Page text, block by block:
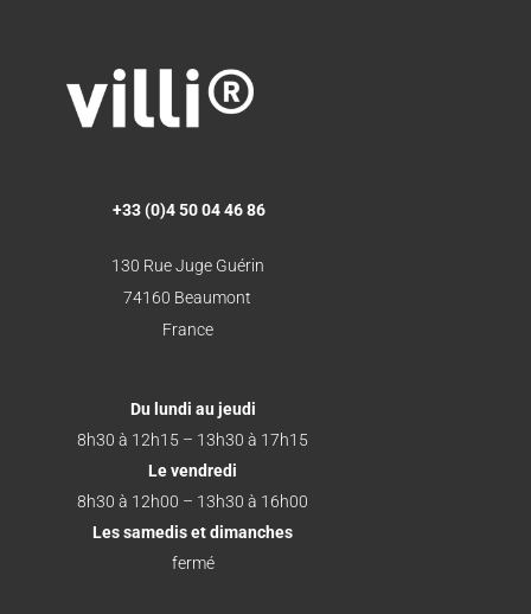
+33 (0)4 50 04 46 86
130 Rue Juge Guérin
74160 Beaumont
France
Du lundi au jeudi
8h30 à 12h15 – 13h30 à 17h15
Le vendredi
8h30 à 12h00 – 13h30 à 16h00
Les samedis et dimanches
fermé